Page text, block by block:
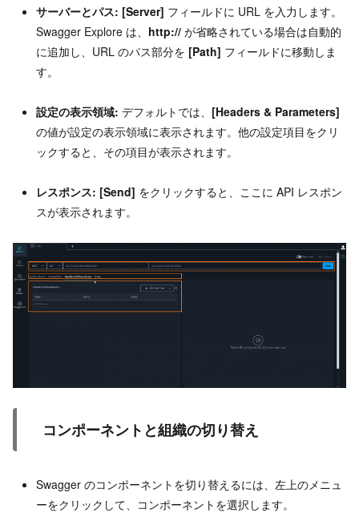
サーバーとパス: [Server] フィールドに URL を入力します。
Swagger Explore は、 http://が省略されている場合は自動的
に追加し、URL のパス部分を [Path] フィールドに移動しま
す。
設定の表示領域: デフォルトでは、 [Headers & Parameters]
の値が設定の表示領域に表示されます。他の設定項目をクリ
ックすると、その項目が表示されます。
レスポンス: [Send] をクリックすると、ここに API レスポン
スが表示されます。
コンポーネントと組織の切り替え
Swagger のコンポーネントを切り替えるには、左上のメニュ
ーをクリックして、コンポーネントを選択します。